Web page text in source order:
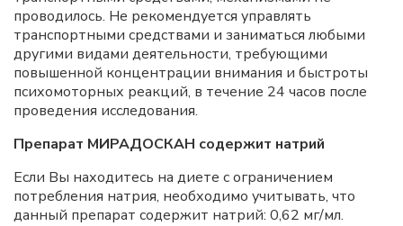
проводилось. Не рекомендуется управлять
транспортными средствами и заниматься любыми
другими видами деятельности, требующими
повышенной концентрации внимания и быстроты
психомоторных реакций, в течение 24 часов после
проведения исследования.
Препарат МИРАДОСКАН содержит натрий
Если Вы находитесь на диете с ограничением
потребления натрия, необходимо учитывать, что
данный препарат содержит натрий: 0,62 мг/мл.